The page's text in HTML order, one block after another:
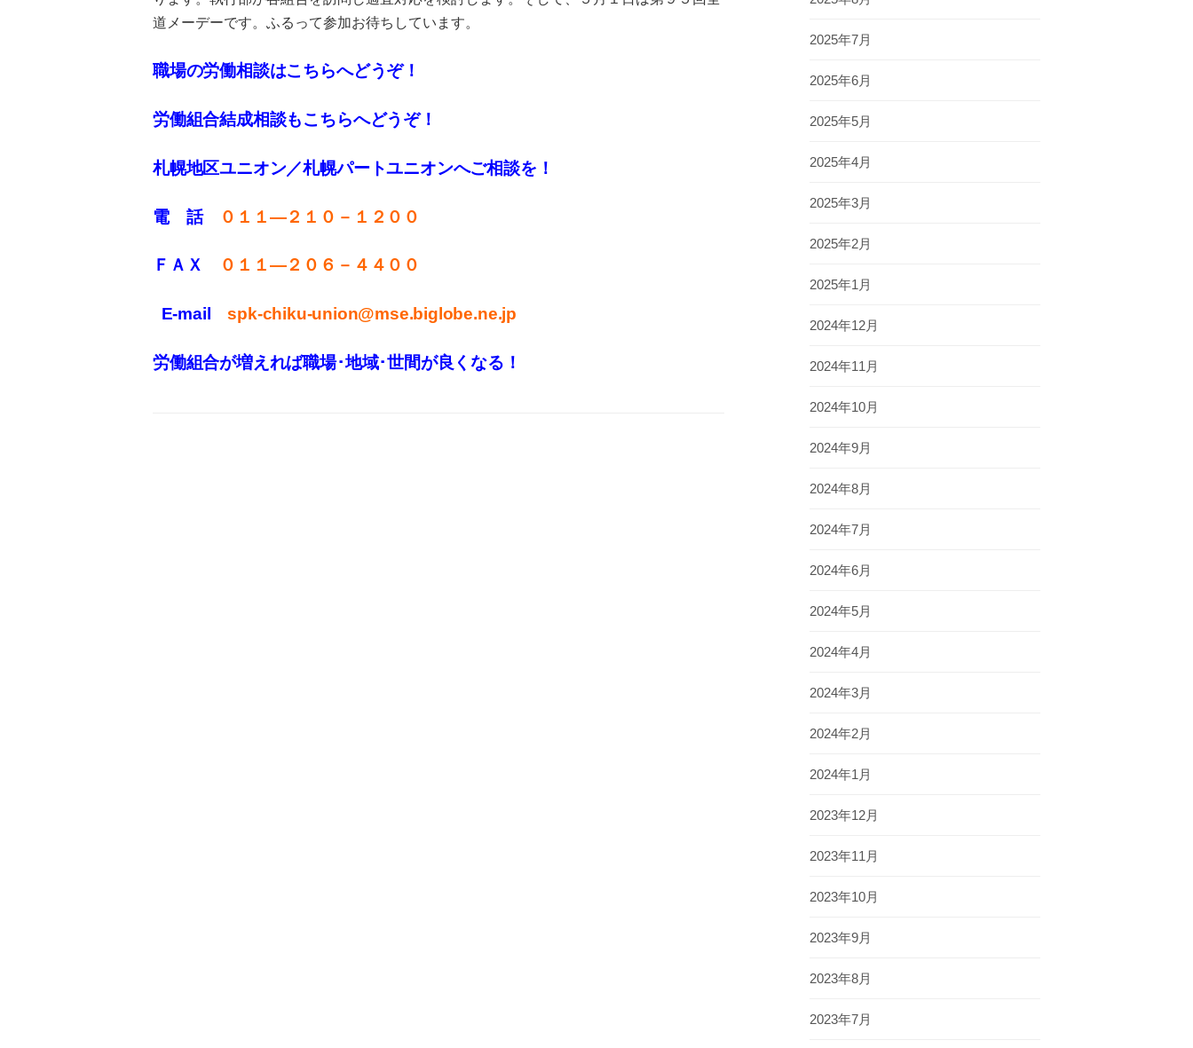
道メーデーです。ふるって参加お待ちしています。
職場の労働相談はこちらへどうぞ！
労働組合結成相談もこちらへどうぞ！
札幌地区ユニオン／札幌パートユニオンへご相談を！
電 話 ０１１—２１０－１２００
ＦＡＸ ０１１—２０６－４４００
E-mailspk-chiku-union@mse.biglobe.ne.jp
労働組合が増えれば職場･地域･世間が良くなる！
2025年7月
2025年6月
2025年5月
2025年4月
2025年3月
2025年2月
2025年1月
2024年12月
2024年11月
2024年10月
2024年9月
2024年8月
2024年7月
2024年6月
2024年5月
2024年4月
2024年3月
2024年2月
2024年1月
2023年12月
2023年11月
2023年10月
2023年9月
2023年8月
2023年7月